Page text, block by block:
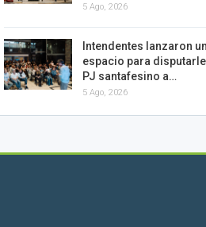
5 Ago, 2026
Intendentes lanzaron un
espacio para disputarle
PJ santafesino a…
5 Ago, 2026